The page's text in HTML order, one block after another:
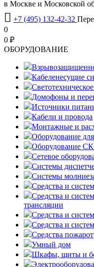
в Москве и Московской
 +7 (495) 132-42-32
0
0 ₽
OБОРУДОВАНИЕ
Кабеленесущие
Домофоны и
Источники
Кабели и провода
Монтажные и
Оборудование
Оборудование
Сетевое
Системы
Системы
Средства и
Средства и
трансляции
Средства и
Средства и
Средства
Умный дом
Шкафы, щиты и